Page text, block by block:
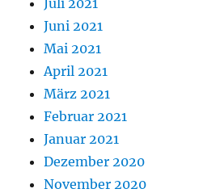
Juni 2021
Mai 2021
April 2021
März 2021
Februar 2021
Januar 2021
Dezember 2020
November 2020